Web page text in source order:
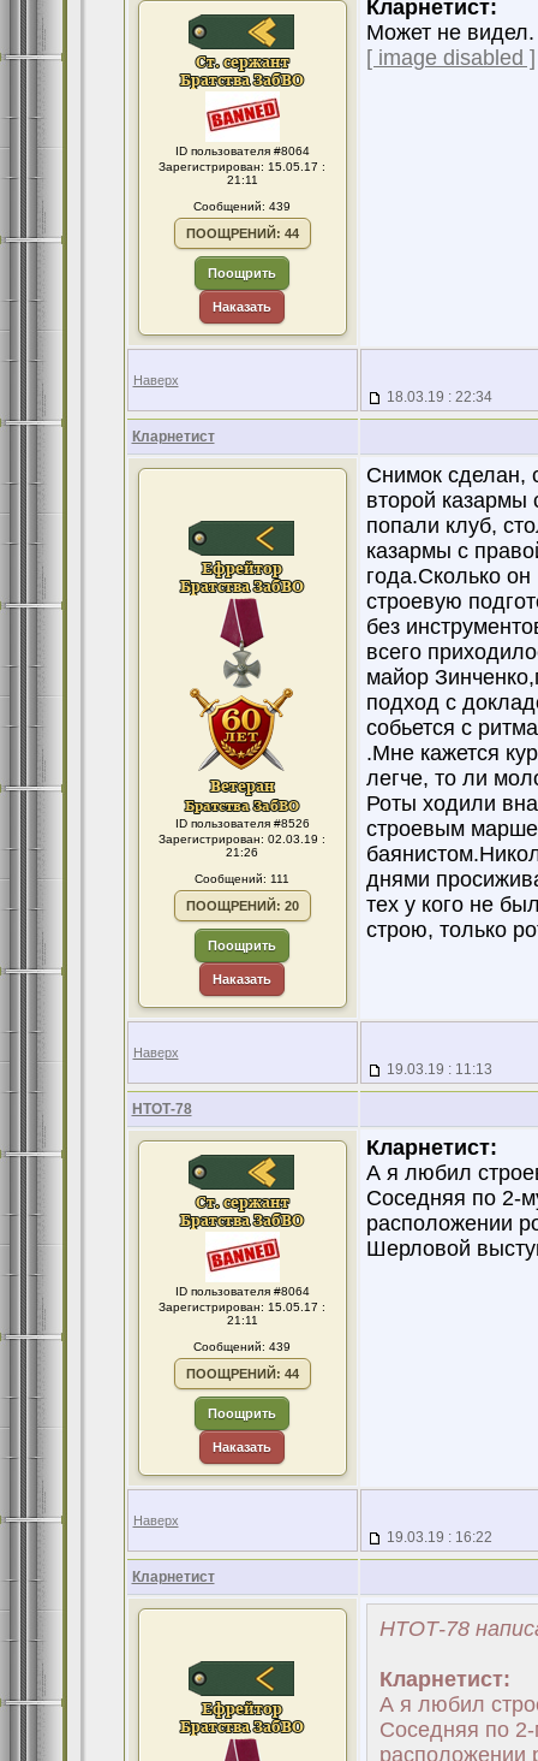
ID пользователя #8064
Зарегистрирован: 15.05.17 :
21:11
Сообщений: 439
ПООЩРЕНИЙ: 44
Поощрить
Наказать
Кларнетист:
Может не видел.
[ image disabled ]
Наверх
18.03.19 : 22:34
Кларнетист
ID пользователя #8526
Зарегистрирован: 02.03.19 :
21:26
Сообщений: 111
ПООЩРЕНИЙ: 20
Поощрить
Наказать
Снимок сделан,
второй казармы
попали клуб,
казармы с
года.Сколько
строевую
без
всего
майор
подход с
собьется с
.Мне кажется
легче, то ли
Роты ходили
строевым
днями
тех у кого не
строю, только
Наверх
19.03.19 : 11:13
НТОТ-78
ID пользователя #8064
Зарегистрирован: 15.05.17 :
21:11
Сообщений: 439
ПООЩРЕНИЙ: 44
Поощрить
Наказать
Кларнетист:
А я любил
Соседняя по 2-
расположении
Шерловой
Наверх
19.03.19 : 16:22
Кларнетист
НТОТ-78
Кларнетист:
А я любил
Соседняя по
расположении